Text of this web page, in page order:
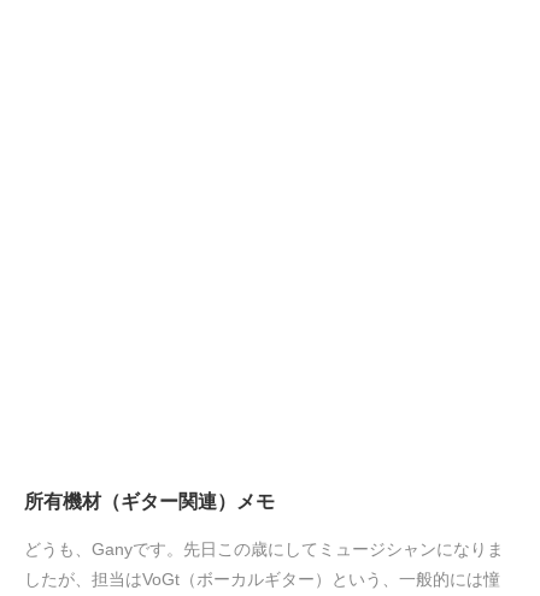
所有機材（ギター関連）メモ
どうも、Ganyです。先日この歳にしてミュージシャンになりま
したが、担当はVoGt（ボーカルギター）という、一般的には憧